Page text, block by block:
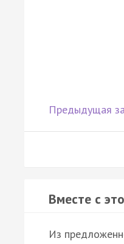
Предыдущая
Вместе с
Из